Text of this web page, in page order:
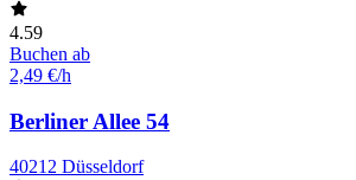
4.59
Buchen ab
2,49 €/h
Berliner Allee 54
40212 Düsseldorf